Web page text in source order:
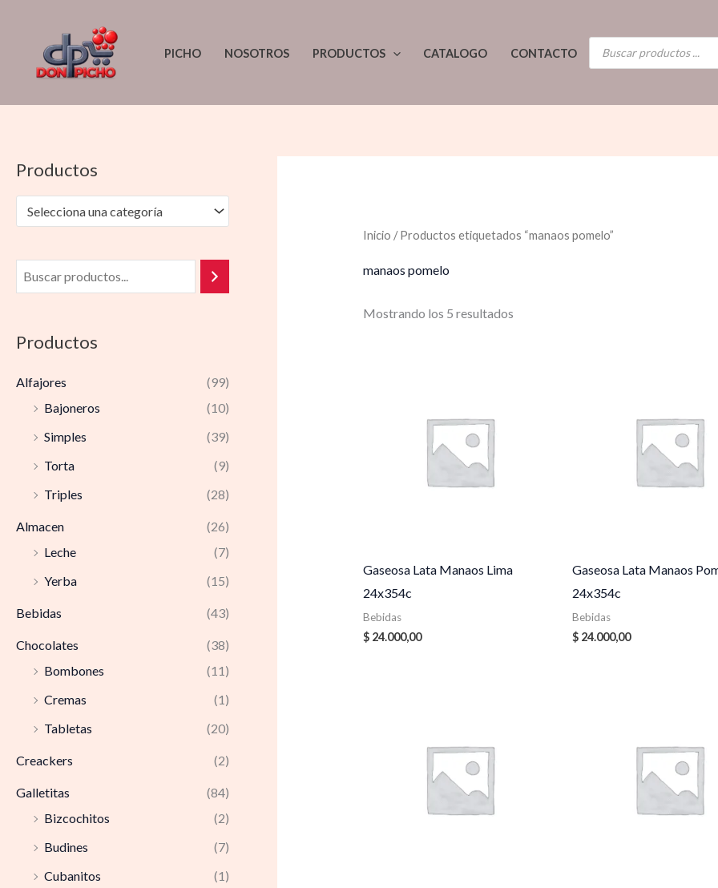
contenido
PICHO NOSOTROS PRODUCTOS CATALOGO CONTACTO
BÚSQUEDA
DE
PRODUCTOS
Productos
Selecciona una categoría
Productos
Alfajores
(99)
Bajoneros
(10)
Simples
(39)
Torta
(9)
Triples
(28)
Almacen
(26)
Leche
(7)
Yerba
(15)
Bebidas (43)
Chocolates
(38)
Bombones
(11)
Cremas
(1)
Tabletas
(20)
Creackers (2)
Galletitas
(84)
Bizcochitos
(2)
Budines
(7)
Cubanitos
(1)
Inicio / Productos etiquetados “manaos pomelo”
manaos pomelo
Mostrando los 5 resultados
Gaseosa Lata Manaos Lima
24x354c
Bebidas
$24.000,00
Gaseosa Lata Manaos
24x354c
Bebidas
$ 24.000,00